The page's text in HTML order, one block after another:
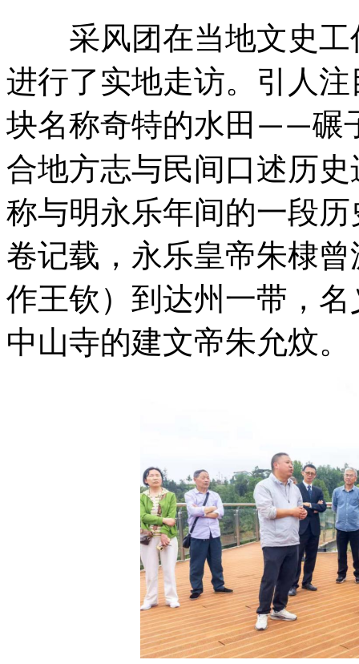
采风团在当地文史工
进行了实地走访。引人
块名称奇特的水田 ——碾
合地方志与民间口述历
称与明永乐年间的一段
卷记载，永乐皇帝朱棣
作王钦）到达州一带，
中山寺的建文帝朱允炆。